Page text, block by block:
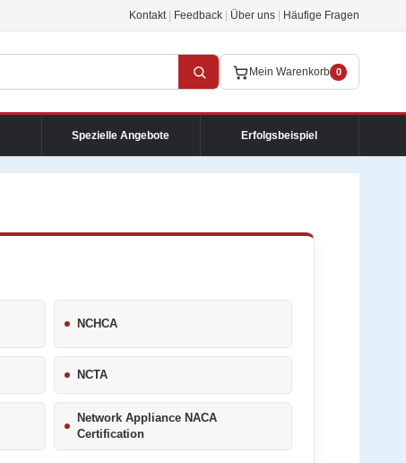
Kontakt Feedback Über uns Häufige Fragen
Mein Warenkorb 0
Spezielle Angebote Erfolgsbeispiel
NCHCA
NCTA
Network Appliance NACA
Certification